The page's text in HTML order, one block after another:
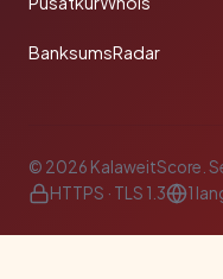
BanksumsRadar
© 2026 KalaweitScore.
HTTPS · TLS 1.3
1